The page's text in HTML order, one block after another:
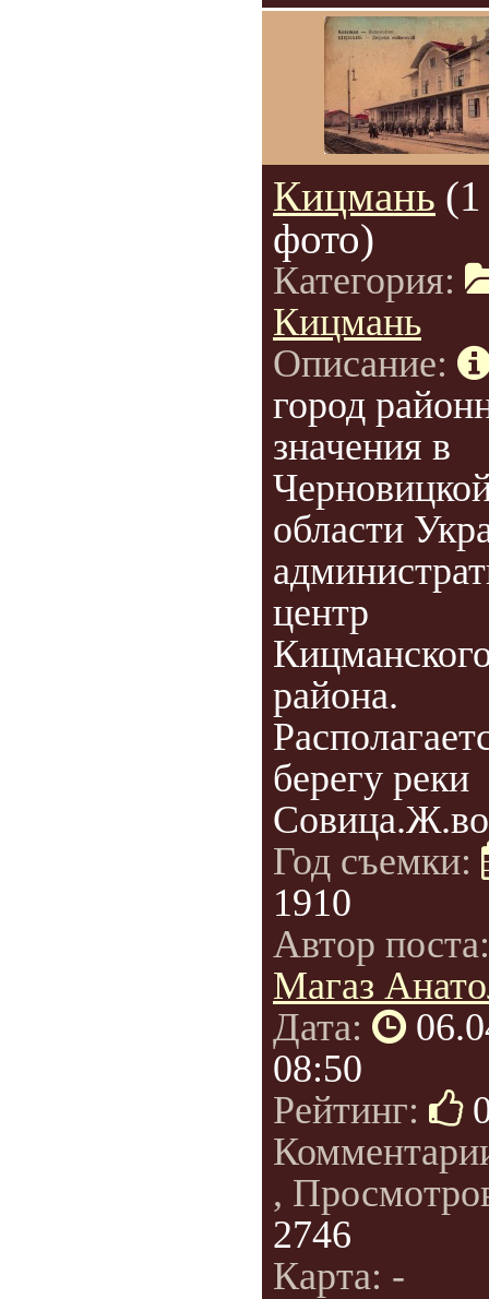
Кицмань (1
фото)
Категория:
Кицмань
Описание:
город
значения в
области
центр
района.
берегу реки
Год съемки:
1910
Автор
Магаз
Дата:
08:50
Рейтинг:
,
2746
Карта: -